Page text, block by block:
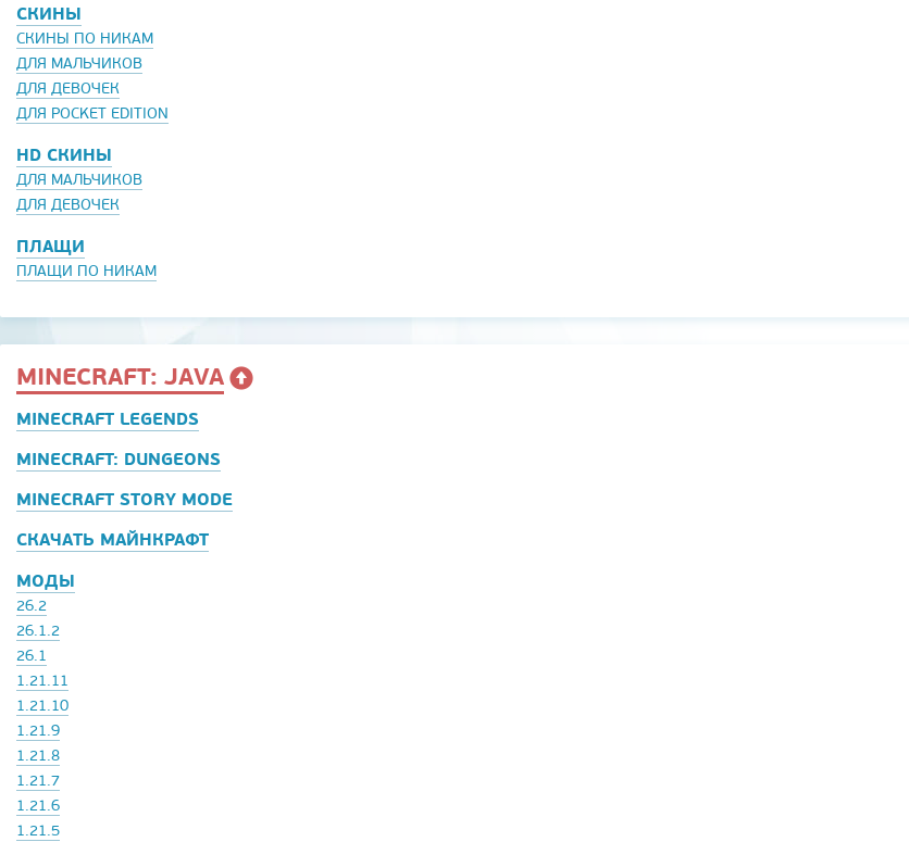
СКИНЫ
СКИНЫ ПО НИКАМ
ДЛЯ МАЛЬЧИКОВ
ДЛЯ ДЕВОЧЕК
ДЛЯ POCKET EDITION
HD СКИНЫ
ДЛЯ МАЛЬЧИКОВ
ДЛЯ ДЕВОЧЕК
ПЛАЩИ
ПЛАЩИ ПО НИКАМ
MINECRAFT: JAVA
MINECRAFT LEGENDS
MINECRAFT: DUNGEONS
MINECRAFT STORY MODE
СКАЧАТЬ МАЙНКРАФТ
МОДЫ
26.2
26.1.2
26.1
1.21.11
1.21.10
1.21.9
1.21.8
1.21.7
1.21.6
1.21.5